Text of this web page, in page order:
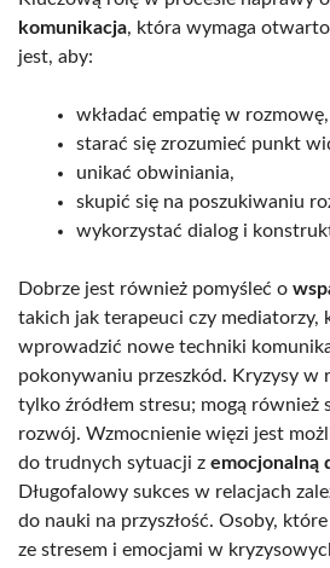
komunikacja, która wymaga
jest, aby:
wkładać empatię w rozmowę,
starać się zrozumieć punkt
unikać obwiniania,
skupić się na poszukiwaniu
wykorzystać dialog i
Dobrze jest również pomyśleć o
takich jak terapeuci czy mediatorzy,
wprowadzić nowe techniki
pokonywaniu przeszkód. Kryzysy w
tylko źródłem stresu; mogą również
rozwój. Wzmocnienie więzi jest
do trudnych sytuacji z emocjonalną
Długofalowy sukces w relacjach
do nauki na przyszłość. Osoby,
ze stresem i emocjami w